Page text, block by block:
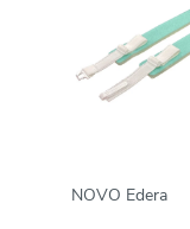
NOVO Edera